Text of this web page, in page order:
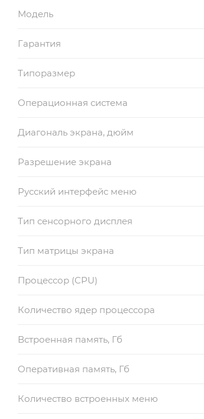
Модель
Гарантия
Типоразмер
Операционная система
Диагональ экрана, дюйм
Разрешение экрана
Русский интерфейс меню
Тип сенсорного дисплея
Тип матрицы экрана
Процессор (CPU)
Количество ядер процессора
Встроенная память, Гб
Оперативная память, Гб
Количество встроенных меню